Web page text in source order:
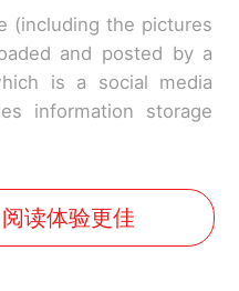
(including the pictures
and posted by a
is a social media
information storage
读体验更佳